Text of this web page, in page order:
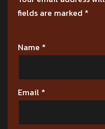
fields are marked *
Name *
Email *